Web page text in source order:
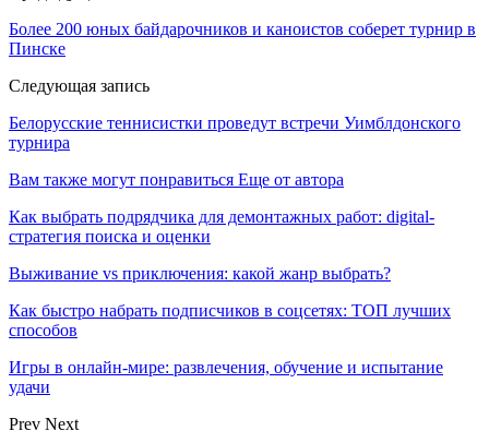
Более 200 юных байдарочников и каноистов соберет турнир в
Пинске
Следующая запись
Белорусские теннисистки проведут встречи Уимблдонского
турнира
Вам также могут понравиться Еще от автора
Как выбрать подрядчика для демонтажных работ: digital-
стратегия поиска и оценки
Выживание vs приключения: какой жанр выбрать?
Как быстро набрать подписчиков в соцсетях: ТОП лучших
способов
Игры в онлайн-мире: развлечения, обучение и испытание
удачи
Prev Next